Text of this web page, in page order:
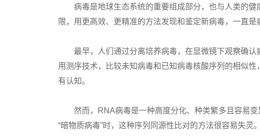
病毒是地球生态系统的重要组成部分，也与人类的健
限，用更高效、更精准的方法发现和鉴定新病毒，一直是
最早，人们通过分离培养病毒，在显微镜下观察确认
用测序技术，比较未知病毒和已知病毒核酸序列的相似
有认知。
然而，RNA病毒是一种高度分化、种类繁多且容易变
“暗物质病毒”时，这种序列同源性比对的方法很容易失灵。